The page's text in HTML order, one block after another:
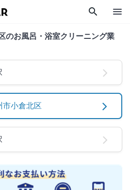
search menu
のお風呂・浴室クリーニング業
市小倉北区